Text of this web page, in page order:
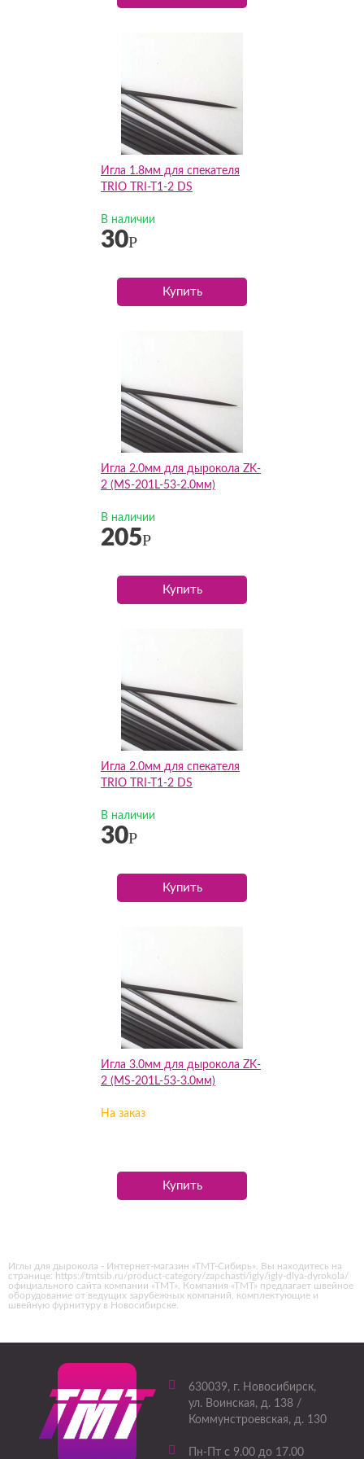
Игла 1.8мм для спекателя
TRIO TRI-T1-2 DS
В наличии
30Р
Купить
Игла 2.0мм для дырокола ZK-
2 (MS-201L-53-2.0мм)
В наличии
205Р
Купить
Игла 2.0мм для спекателя
TRIO TRI-T1-2 DS
В наличии
30Р
Купить
Игла 3.0мм для дырокола ZK-
2 (MS-201L-53-3.0мм)
На заказ
Купить
Иглы для дырокола - Интернет-магазин «ТМТ-Сибирь». Вы находитесь на
странице: https://tmtsib.ru/product-category/zapchasti/igly/igly-dlya-dyrokola/
официального сайта компании «ТМТ». Компания «ТМТ» предлагает швейное
оборудование от ведущих зарубежных компаний, комплектующие и
швейную фурнитуру в Новосибирске.
630039, г. Новосибирск,
ул. Воинская, д. 138 /
Коммунстроевская, д. 130
Пн-Пт с 9.00 до 17.00